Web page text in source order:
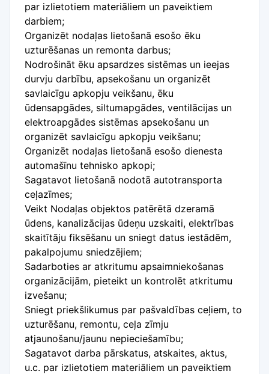
par izlietotiem materiāliem un paveiktiem
darbiem;
Organizēt nodaļas lietošanā esošo ēku
uzturēšanas un remonta darbus;
Nodrošināt ēku apsardzes sistēmas un ieejas
durvju darbību, apsekošanu un organizēt
savlaicīgu apkopju veikšanu, ēku
ūdensapgādes, siltumapgādes, ventilācijas un
elektroapgādes sistēmas apsekošanu un
organizēt savlaicīgu apkopju veikšanu;
Organizēt nodaļas lietošanā esošo dienesta
automašīnu tehnisko apkopi;
Sagatavot lietošanā nodotā autotransporta
ceļazīmes;
Veikt Nodaļas objektos patērētā dzeramā
ūdens, kanalizācijas ūdeņu uzskaiti, elektrības
skaitītāju fiksēšanu un sniegt datus iestādēm,
pakalpojumu sniedzējiem;
Sadarboties ar atkritumu apsaimniekošanas
organizācijām, pieteikt un kontrolēt atkritumu
izvešanu;
Sniegt priekšlikumus par pašvaldības ceļiem, to
uzturēšanu, remontu, ceļa zīmju
atjaunošanu/jaunu nepieciešamību;
Sagatavot darba pārskatus, atskaites, aktus,
u.c. par izlietotiem materiāliem un paveiktiem